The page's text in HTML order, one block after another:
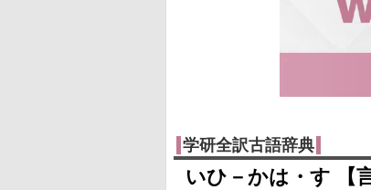
学研全訳古語辞典
いひ－かは・す 【